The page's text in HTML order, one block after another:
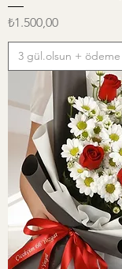
Fiyat
₺1.500,00